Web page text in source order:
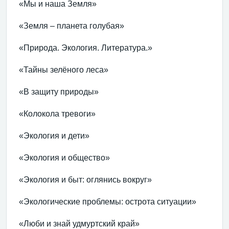
«Мы и наша Земля»
«Земля – планета голубая»
«Природа. Экология. Литература.»
«Тайны зелёного леса»
«В защиту природы»
«Колокола тревоги»
«Экология и дети»
«Экология и общество»
«Экология и быт: оглянись вокруг»
«Экологические проблемы: острота ситуации»
«Люби и знай удмуртский край»